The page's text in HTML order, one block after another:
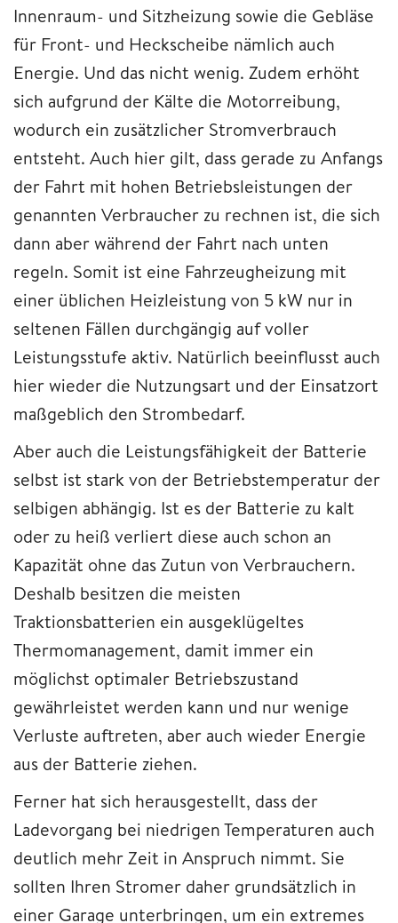
Innenraum- und Sitzheizung sowie die Gebläse
für Front- und Heckscheibe nämlich auch
Energie. Und das nicht wenig. Zudem erhöht
sich aufgrund der Kälte die Motorreibung,
wodurch ein zusätzlicher Stromverbrauch
entsteht. Auch hier gilt, dass gerade zu Anfangs
der Fahrt mit hohen Betriebsleistungen der
genannten Verbraucher zu rechnen ist, die sich
dann aber während der Fahrt nach unten
regeln. Somit ist eine Fahrzeugheizung mit
einer üblichen Heizleistung von 5 kW nur in
seltenen Fällen durchgängig auf voller
Leistungsstufe aktiv. Natürlich beeinflusst auch
hier wieder die Nutzungsart und der Einsatzort
maßgeblich den Strombedarf.
Aber auch die Leistungsfähigkeit der Batterie
selbst ist stark von der Betriebstemperatur der
selbigen abhängig. Ist es der Batterie zu kalt
oder zu heiß verliert diese auch schon an
Kapazität ohne das Zutun von Verbrauchern.
Deshalb besitzen die meisten
Traktionsbatterien ein ausgeklügeltes
Thermomanagement, damit immer ein
möglichst optimaler Betriebszustand
gewährleistet werden kann und nur wenige
Verluste auftreten, aber auch wieder Energie
aus der Batterie ziehen.
Ferner hat sich herausgestellt, dass der
Ladevorgang bei niedrigen Temperaturen auch
deutlich mehr Zeit in Anspruch nimmt. Sie
sollten Ihren Stromer daher grundsätzlich in
einer Garage unterbringen, um ein extremes